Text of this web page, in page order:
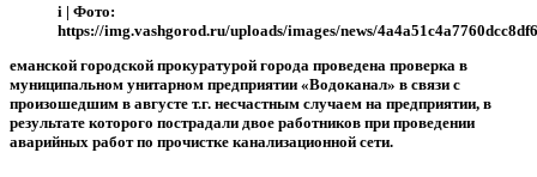
i | Фото:
https://img.vashgorod.ru/uploads/images/news/
еманской городской прокуратурой города проведена проверка в
муниципальном унитарном предприятии «Водоканал» в связи с
произошедшим в августе т.г. несчастным случаем на предприятии, в
результате которого пострадали двое работников при проведении
аварийных работ по прочистке канализационной сети.